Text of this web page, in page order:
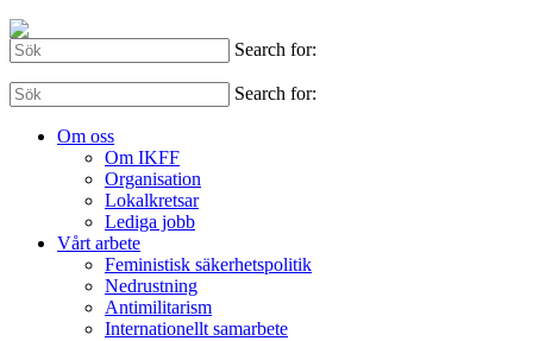
Search for:
Search for:
Om oss
Om IKFF
Organisation
Lokalkretsar
Lediga jobb
Vårt arbete
Feministisk säkerhetspolitik
Nedrustning
Antimilitarism
Internationellt samarbete